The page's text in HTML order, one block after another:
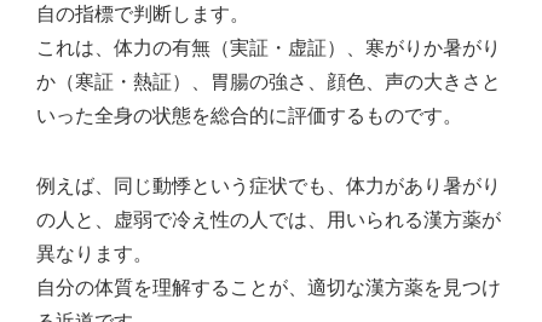
自の指標で判断します。
これは、体力の有無（実証・虚証）、寒がりか暑がり
か（寒証・熱証）、胃腸の強さ、顔色、声の大きさと
いった全身の状態を総合的に評価するものです。
例えば、同じ動悸という症状でも、体力があり暑がり
の人と、虚弱で冷え性の人では、用いられる漢方薬が
異なります。
自分の体質を理解することが、適切な漢方薬を見つけ